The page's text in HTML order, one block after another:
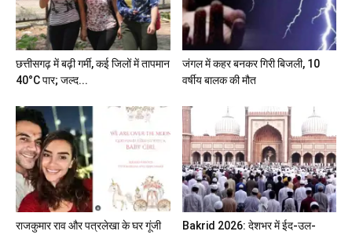
छत्तीसगढ़ में बढ़ी गर्मी, कई जिलों में तापमान
40°C पार; जल्द...
जंगल में कहर बनकर गिरी बिजली, 10
वर्षीय बालक की मौत
राजकुमार राव और पत्रलेखा के घर गूंजी
Bakrid 2026: देशभर में ईद-उल-